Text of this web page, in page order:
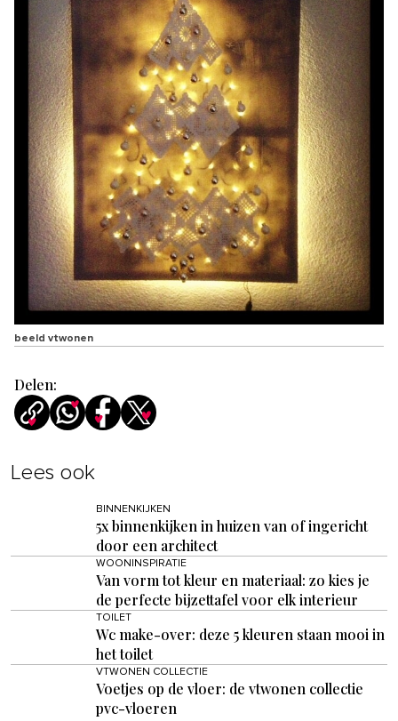
beeld vtwonen
Delen:
Lees ook
BINNENKIJKEN
5x binnenkijken in huizen van of ingericht
door een architect
WOONINSPIRATIE
Van vorm tot kleur en materiaal: zo kies je
de perfecte bijzettafel voor elk interieur
TOILET
Wc make-over: deze 5 kleuren staan mooi in
het toilet
VTWONEN COLLECTIE
Voetjes op de vloer: de vtwonen collectie
pvc-vloeren